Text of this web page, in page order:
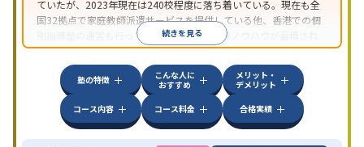
ていたが、2023年現在は240校程度に落ち着いている。現在も全
国32拠点で家庭教師派遣サービスを提供している他、香港での個
別指導塾の運営も行っており、汎用的な指導ノウハウが蓄積され
ていることが伺える。
続きを見る
塾の特徴
こんな人に
おすすめ
メリット・
デメリット
コース内容
コース料金 合格実績